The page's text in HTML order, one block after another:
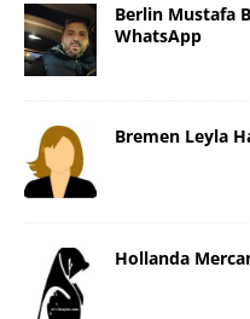
Berlin Mustafa
WhatsApp
Bremen Leyla
Hollanda